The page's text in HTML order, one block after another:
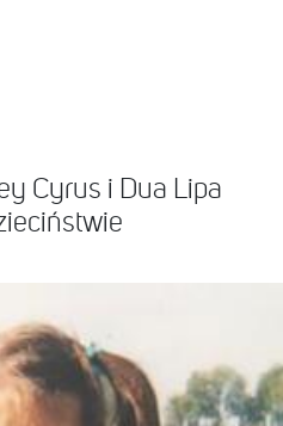
Cyrus i Dua Lipa